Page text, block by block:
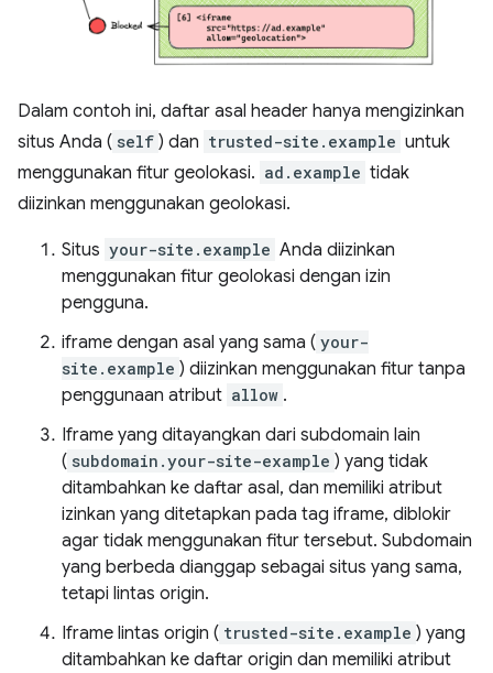
Dalam contoh ini, daftar asal header hanya mengizinkan
situs Anda ( self ) dan trusted-site.example untuk
menggunakan fitur geolokasi. ad.example tidak
diizinkan menggunakan geolokasi.
Situs your-site.example Anda diizinkan
menggunakan fitur geolokasi dengan izin
pengguna.
iframe dengan asal yang sama ( your-
site.example ) diizinkan menggunakan fitur tanpa
penggunaan atribut allow .
Iframe yang ditayangkan dari subdomain lain
( subdomain.your-site-example ) yang tidak
ditambahkan ke daftar asal, dan memiliki atribut
izinkan yang ditetapkan pada tag iframe, diblokir
agar tidak menggunakan fitur tersebut. Subdomain
yang berbeda dianggap sebagai situs yang sama,
tetapi lintas origin.
Iframe lintas origin ( trusted-site.example ) yang
ditambahkan ke daftar origin dan memiliki atribut